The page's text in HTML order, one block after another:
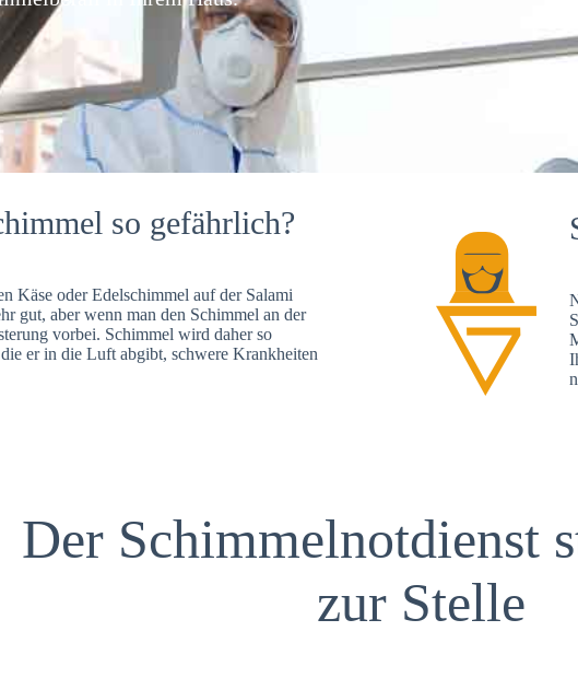
so gefährlich?
Käse oder Edelschimmel auf der Salami
gut, aber wenn man den Schimmel an der
vorbei. Schimmel wird daher so
er in die Luft abgibt, schwere Krankheiten
Der Schimmelnotdienst
zur Stelle